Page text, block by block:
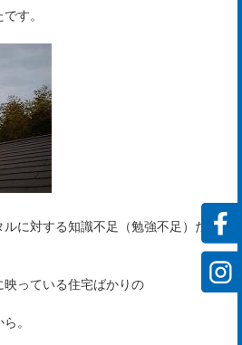
す。
に対する知識不足（勉強不足）だっ
っている住宅ばかりの
。